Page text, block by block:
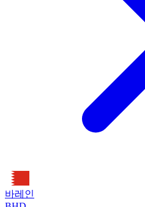
바레인